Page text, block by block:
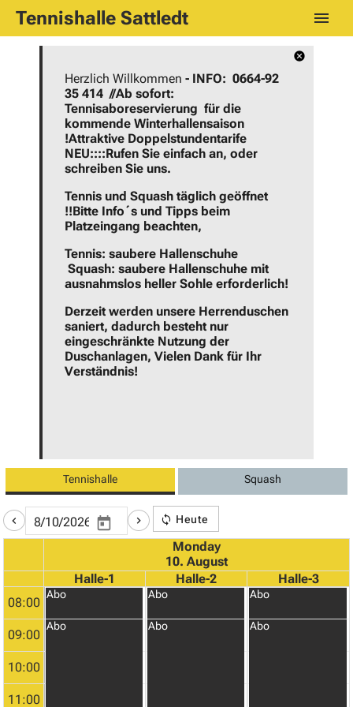
Tennishalle Sattledt
Herzlich Willkommen - INFO: 0664-92
35 414 //Ab sofort:
Tennisaboreservierung für die
kommende Winterhallensaison
!Attraktive Doppelstundentarife
NEU::::Rufen Sie einfach an, oder
schreiben Sie uns.
Tennis und Squash täglich geöffnet
!!Bitte Info´s und Tipps beim
Platzeingang beachten,
Tennis: saubere Hallenschuhe
Squash: saubere Hallenschuhe mit
ausnahmslos heller Sohle erforderlich!
Derzeit werden unsere Herrenduschen
saniert, dadurch besteht nur
eingeschränkte Nutzung der
Duschanlagen, Vielen Dank für Ihr
Verständnis!
Tennishalle Squash
Heute
Monday
10. August
Halle-1
Halle-2
Halle-3
08:00
09:00
10:00
11:00
Abo
Abo
Abo
Abo
Abo
Abo